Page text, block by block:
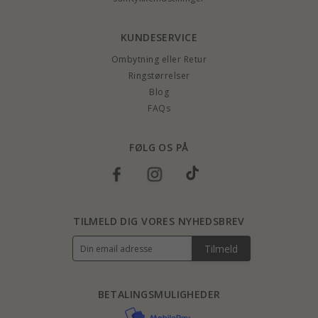
KUNDESERVICE
Ombytning eller Retur
Ringstørrelser
Blog
FAQs
FØLG OS PÅ
BETALINGSMULIGHEDER
TILMELD DIG VORES NYHEDSBREV
Tilmeld